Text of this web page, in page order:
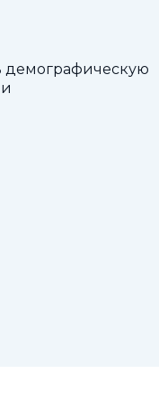
демографическую